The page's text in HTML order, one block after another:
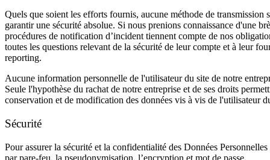
Quels que soient les efforts fournis, aucune méthode de
garantir une sécurité absolue. Si nous prenions connaissance d'une
procédures de notification d’incident tiennent compte de nos
toutes les questions relevant de la sécurité de leur compte et à leur
reporting.
Aucune information personnelle de l'utilisateur du site de notre
Seule l'hypothèse du rachat de notre entreprise et de ses droits
conservation et de modification des données vis à vis de l'utilisateur
Sécurité
Pour assurer la sécurité et la confidentialité des Données
par pare-feu, la pseudonymisation, l’encryption et mot de passe.